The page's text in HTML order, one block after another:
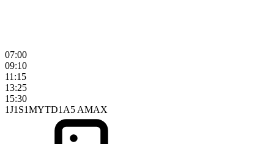
07:00
09:10
11:15
13:25
15:30
1J1S1MYTD1A5 AMAX